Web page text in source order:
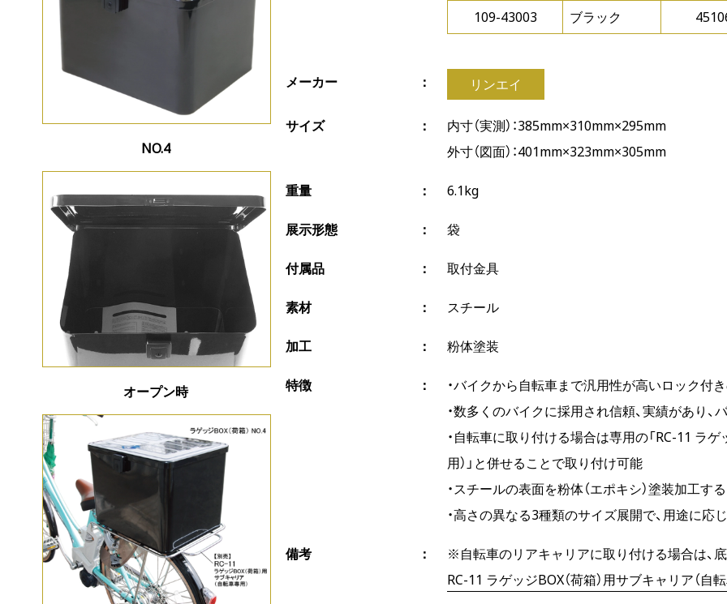
NO.4
オープン時
109-43003
ブラック
メーカー リンエイ
サイズ
内寸（実測）：385mm×310mm×295mm
外寸（図面）：401mm×323mm×305mm
重量 6.1kg
展示形態 袋
付属品 取付金具
素材 スチール
加工 粉体塗装
特徴
・バイクから自転車まで汎用性が高いロック付
・数多くのバイクに採用され信頼、実績があり
・自転車に取り付ける場合は専用の「RC-11 ラゲ
用）」と併せることで取り付け可能
・スチールの表面を粉体（エポキシ）塗装加工す
・高さの異なる3種類のサイズ展開で、用途に応
備考
※自転車のリアキャリアに取り付ける場合は、
RC-11 ラゲッジBOX（荷箱）用サブキャリア（自